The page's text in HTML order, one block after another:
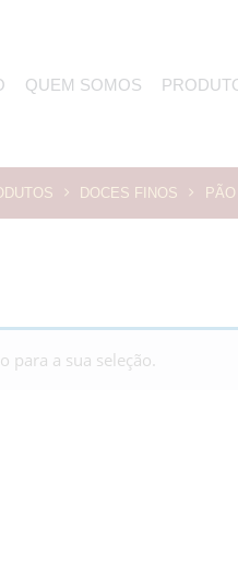
QUEM SOMOS
DOCES FINOS
para a sua seleção.